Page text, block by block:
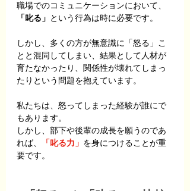
職場でのコミュニケーションにおいて、
「叱る」 という行為は時に必要です。
しかし、多くの方が無意識に「怒る」こ
とと混同してしまい、結果として人材が
育たなかったり、関係性が壊れてしまっ
たりという問題を抱えています。
私たちは、怒ってしまった経験が誰にで
もあります。
しかし、部下や後輩の成長を願うのであ
れば、
「叱る力」 を身につけることが重
要です。